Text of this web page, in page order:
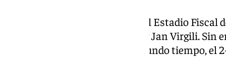
España empezó por debajo en el Estadio Fiscal
con los goles de Rayane Belaid y Jan Virgili.
culminó un ‘hat-trick’ en el segundo tiempo,